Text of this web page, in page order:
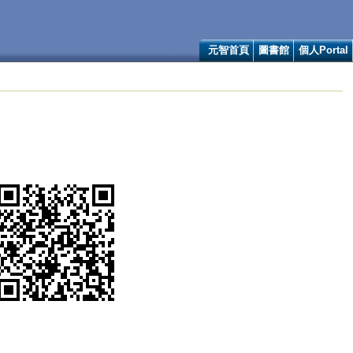
元智首頁 圖書館 個人Portal